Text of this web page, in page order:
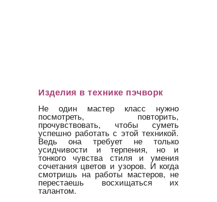
Изделия в технике пэчворк
Не один мастер класс нужно
посмотреть, повторить,
прочувствовать, чтобы суметь
успешно работать с этой техникой.
Ведь она требует не только
усидчивости и терпения, но и
тонкого чувства стиля и умения
сочетания цветов и узоров. И когда
смотришь на работы мастеров, не
перестаешь восхищаться их
талантом.